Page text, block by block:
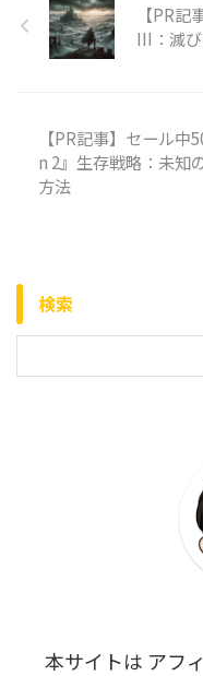
【PR
III：滅
【PR記事】セール
n 2』生存戦略：未知
方法
検索
本サイトは アフ